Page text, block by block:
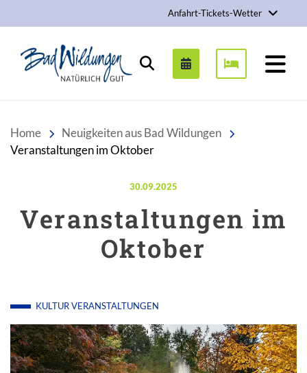
Anfahrt-Tickets-Wetter
Stadt Bad Wildungen
Suchen
Home
Neuigkeiten aus Bad Wildungen
Veranstaltungen im Oktober
Veröffentlicht am:
30.09.2025
Veranstaltungen im
Oktober
KULTURVERANSTALTUNGEN